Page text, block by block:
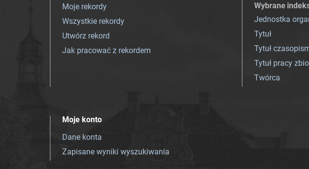
Moje rekordy
Wszystkie rekordy
Utwórz rekord
Jak pracować z rekordem
Wybrane
Jednostka
Tytuł
Tytuł
Tytuł pracy
Twórca
Moje konto
Dane konta
Zapisane wyniki wyszukiwania